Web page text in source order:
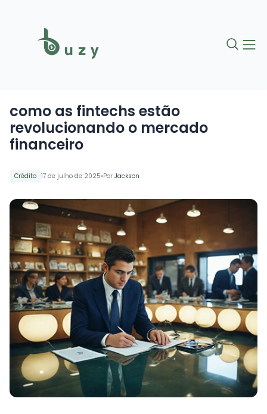
Crédito 17 de julho de 2025•Por Jackson
como as fintechs estão
revolucionando o mercado
financeiro